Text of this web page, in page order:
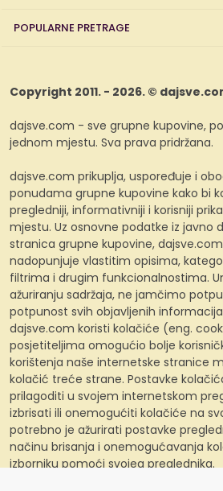
POPULARNE PRETRAGE
Copyright 2011. - 2026. ©
dajsve.com - sve grupne kupovine,
jednom mjestu. Sva prava pridržana.
dajsve.com prikuplja, uspoređuje i
ponudama grupne kupovine kako bi
pregledniji, informativniji i korisniji
mjestu. Uz osnovne podatke iz javno
stranica grupne kupovine,
nadopunjuje vlastitim opisima,
filtrima i drugim funkcionalnostima.
ažuriranju sadržaja, ne jamčimo
potpunost svih objavljenih
dajsve.com koristi kolačiće (eng.
posjetiteljima omogućio bolje
korištenja naše internetske stranice
kolačić treće strane. Postavke
prilagoditi u svojem internetskom
izbrisati ili onemogućiti kolačiće na
potrebno je ažurirati postavke
načinu brisanja i onemogućavanja
izborniku pomoći svojeg preglednika.